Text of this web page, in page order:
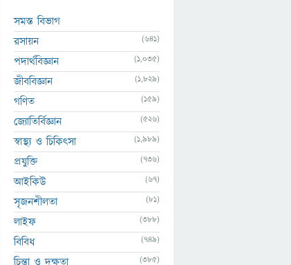
সমস্ত বিভাগ
রসায়ন
(641)
পদার্থবিজ্ঞান (1,035)
জীববিজ্ঞান (1,829)
গণিত (159)
জ্যোতির্বিজ্ঞান (526)
স্বাস্থ্য ও চিকিৎসা (1,989)
প্রযুক্তি (736)
আইকিউ (67)
সৃজনশীলতা (81)
লাইফ (388)
বিবিধ (749)
চিন্তা ও দক্ষতা (385)